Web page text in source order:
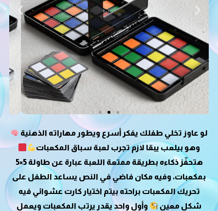
لو عاوز تخلي طفلك يفكر أسرع ويطور مهاراته الذهنية
وهو بيلعب يبقا لازم تجرب لعبة سباق المكعبات
هتحفّز ذكاءه بطريقة ممتعة اللعبة عبارة عن طاولة 5×5
بمكعبات، وفيه مكان فاضي في النص يساعد الطفل على
تحريك المكعبات براحته بيتم اختيار كارت عشوائي فيه
شكل معين
وأول واحد يقدر يرتب المكعبات ويعمل